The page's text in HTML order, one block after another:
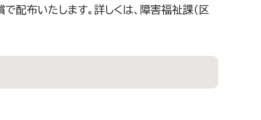
布いたします。詳しくは、障害福祉課（区